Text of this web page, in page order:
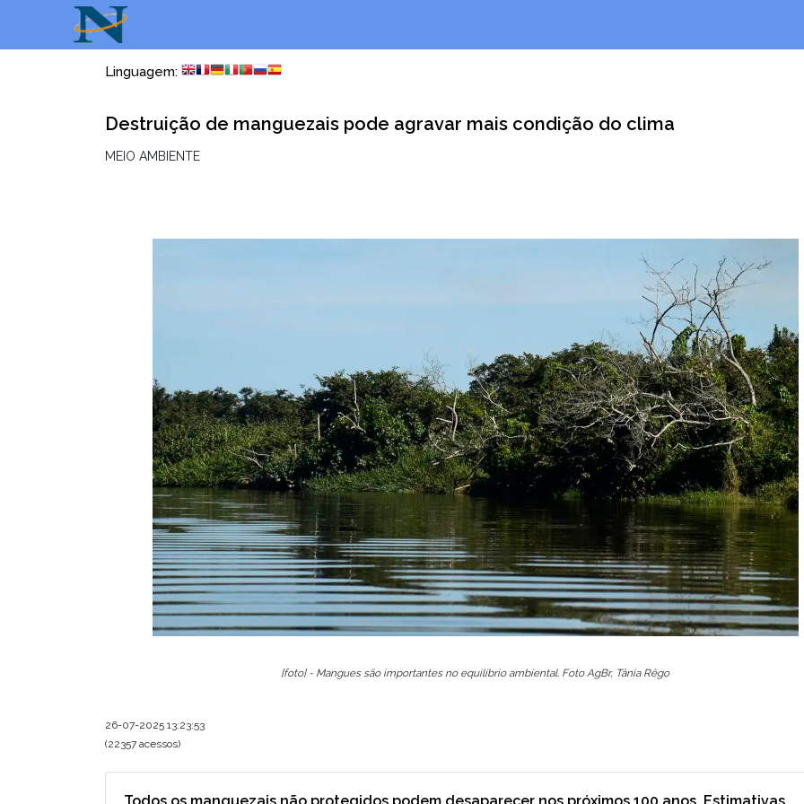
Linguagem:
Destruição de manguezais pode agravar mais condição do clima
MEIO AMBIENTE
[foto] - Mangues são importantes no equilíbrio ambiental. Foto AgBr, Tânia Rêgo
26-07-2025 13:23:53
(22357 acessos)